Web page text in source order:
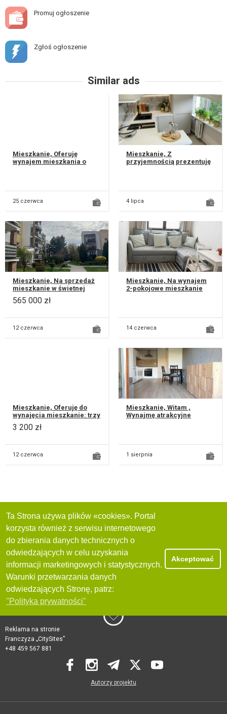
Promuj ogłoszenie
Zgłoś ogłoszenie
Similar ads
Mieszkanie, Oferuję
wynajem mieszkania o
25 czerwca
Mieszkanie, Z
przyjemnością prezentuję
wykonanym...
4 lipca
Mieszkanie, Na sprzedaż
mieszkanie w świetnej
lokalizacji – mini osiedle
przy ul. Wojciechowskiej
565 000 zł
12 czerwca
Mieszkanie, Na wynajem
2-pokojowe mieszkanie
14 czerwca
Mieszkanie, Oferuję do
wynajęcia mieszkanie: trzy
osobne pokoje, kuchnia
oraz łazienka o
3 200 zł
12 czerwca
Mieszkanie, Witam ,
Wynajmę atrakcyjne
1 sierpnia
Ta Strona używa plików «cookies». Portal
korzysta również z serwisu internetowego
do zbierania danych technicznych o
odwiedzających w celu uzyskania
informacji marketingowych i statystycznych.
Warunki przetwarzania danych
odwiedzających Stronę, patrz:
"Polityka prywatności"
Akceptować
Reklama na stronie
Franczyza „CitySites”
+48 459 567 881
Autorzy projektu